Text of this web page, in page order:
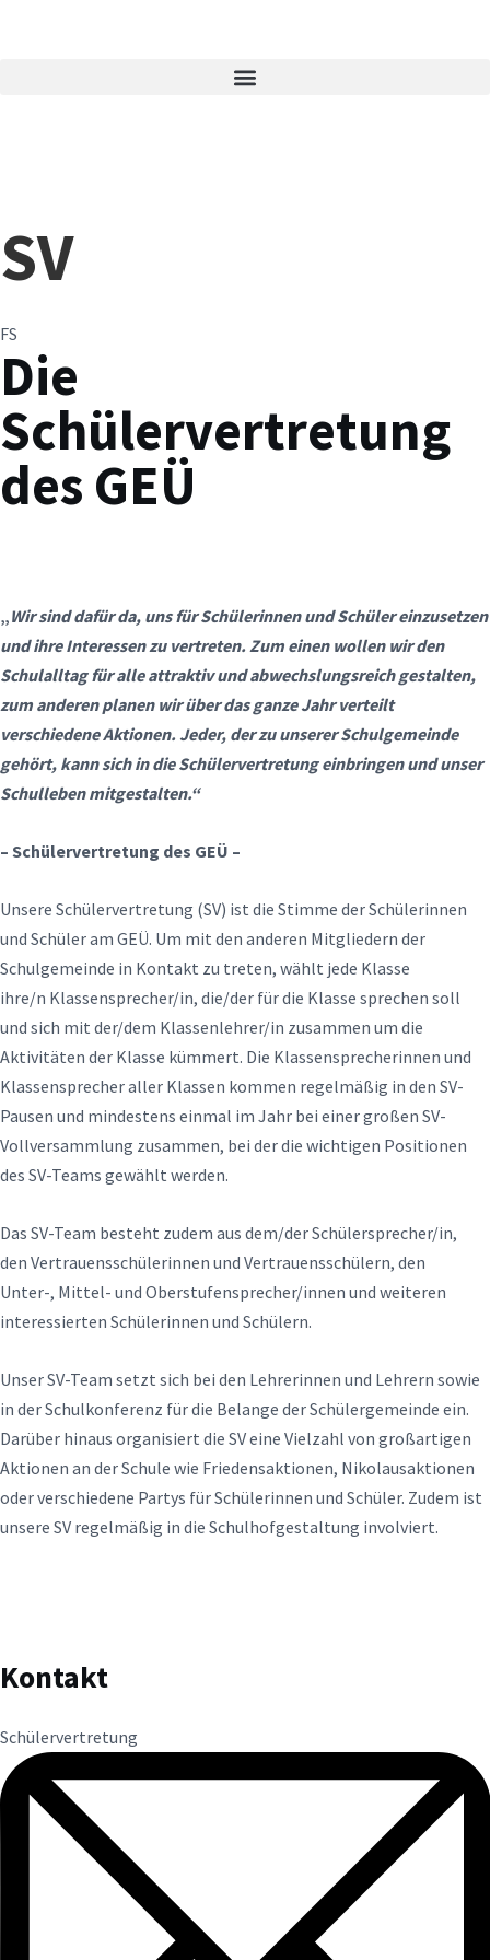
SV
FS
Die
Schülervertretung
des GEÜ
„Wir sind dafür da, uns für Schülerinnen und Schüler einzusetzen
und ihre Interessen zu vertreten.Zum einen wollen wir den
Schulalltag für alle attraktiv und abwechslungsreich gestalten,
zum anderen planen wir über das ganze Jahr verteilt
verschiedene Aktionen.Jeder, der zu unserer Schulgemeinde
gehört, kann sich in die Schülervertretung einbringen und unser
Schulleben mitgestalten.“
– Schülervertretung des GEÜ –
Unsere Schülervertretung (SV) ist die Stimme der Schülerinnen
und Schüler am GEÜ. Um mit den anderen Mitgliedern der
Schulgemeinde in Kontakt zu treten, wählt jede Klasse
ihre/n Klassensprecher/in, die/der für die Klasse sprechen soll
und sich mit der/dem Klassenlehrer/in zusammen um die
Aktivitäten der Klasse kümmert. Die Klassensprecherinnen und
Klassensprecher aller Klassen kommen regelmäßig in den SV-
Pausen und mindestens einmal im Jahr bei einer großen SV-
Vollversammlung zusammen, bei der die wichtigen Positionen
des SV-Teams gewählt werden.
Das SV-Team besteht zudem aus dem/der Schülersprecher/in,
den Vertrauensschülerinnen und Vertrauensschülern, den
Unter-, Mittel- und Oberstufensprecher/innen und weiteren
interessierten Schülerinnen und Schülern.
Unser SV-Team setzt sich bei den Lehrerinnen und Lehrern sowie
in der Schulkonferenz für die Belange der Schülergemeinde ein.
Darüber hinaus organisiert die SV eine Vielzahl von großartigen
Aktionen an der Schule wie Friedensaktionen, Nikolausaktionen
oder verschiedene Partys für Schülerinnen und Schüler. Zudem ist
unsere SV regelmäßig in die Schulhofgestaltung involviert.
Kontakt
Schülervertretung